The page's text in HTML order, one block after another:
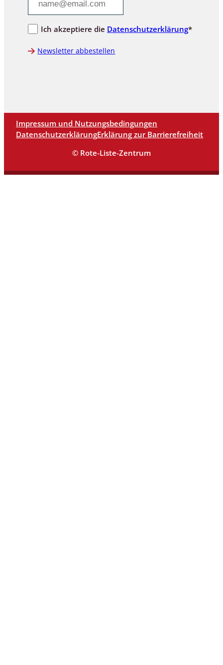
Ich akzeptiere die Datenschutzerklärung*
Newsletter abbestellen
Impressum und Nutzungsbedingungen
DatenschutzerklärungErklärung zur Barrierefreiheit
© Rote-Liste-Zentrum